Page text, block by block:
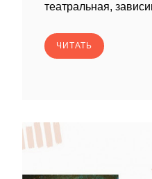
театральная,
ЧИТАТЬ